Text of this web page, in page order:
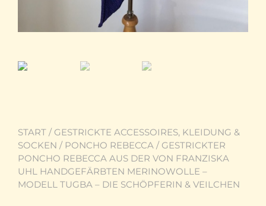
START / GESTRICKTE ACCESSOIRES, KLEIDUNG &
SOCKEN / PONCHO REBECCA / GESTRICKTER
PONCHO REBECCA AUS DER VON FRANZISKA
UHL HANDGEFÄRBTEN MERINOWOLLE –
MODELL TUGBA – DIE SCHÖPFERIN & VEILCHEN